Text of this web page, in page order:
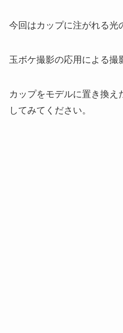
今回はカップに注がれる光
玉ボケ撮影の応用による撮
カップをモデルに置き換え
してみてください。